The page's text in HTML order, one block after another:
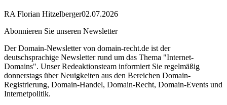
RA Florian Hitzelberger02.07.2026
Abonnieren Sie unseren Newsletter
Der Domain-Newsletter von domain-recht.de ist der
deutschsprachige Newsletter rund um das Thema "Internet-
Domains". Unser Redeaktionsteam informiert Sie regelmäßig
donnerstags über Neuigkeiten aus den Bereichen Domain-
Registrierung, Domain-Handel, Domain-Recht, Domain-Events und
Internetpolitik.